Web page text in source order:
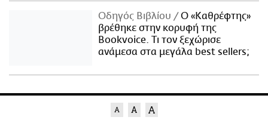
Οδηγός Βιβλίου
Ο «Καθρέφτης»
βρέθηκε στην κορυφή της
Bookvoice. Τι τον ξεχώρισε
ανάμεσα στα μεγάλα best sellers;